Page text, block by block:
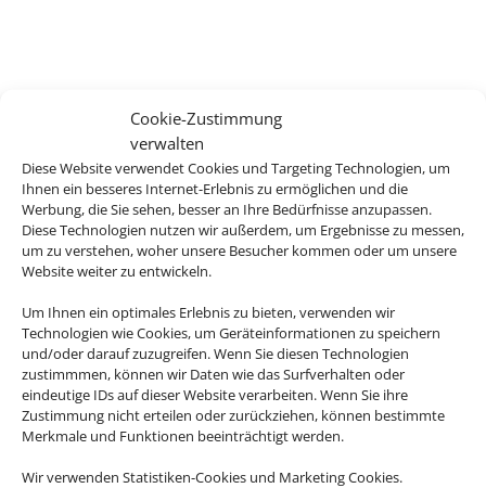
Cookie-Zustimmung
verwalten
Diese Website verwendet Cookies und Targeting Technologien, um
Ihnen ein besseres Internet-Erlebnis zu ermöglichen und die
Werbung, die Sie sehen, besser an Ihre Bedürfnisse anzupassen.
Diese Technologien nutzen wir außerdem, um Ergebnisse zu messen,
um zu verstehen, woher unsere Besucher kommen oder um unsere
Website weiter zu entwickeln.
Um Ihnen ein optimales Erlebnis zu bieten, verwenden wir
Technologien wie Cookies, um Geräteinformationen zu speichern
und/oder darauf zuzugreifen. Wenn Sie diesen Technologien
zustimmmen, können wir Daten wie das Surfverhalten oder
eindeutige IDs auf dieser Website verarbeiten. Wenn Sie ihre
Zustimmung nicht erteilen oder zurückziehen, können bestimmte
Merkmale und Funktionen beeinträchtigt werden.
Wir verwenden Statistiken-Cookies und Marketing Cookies.